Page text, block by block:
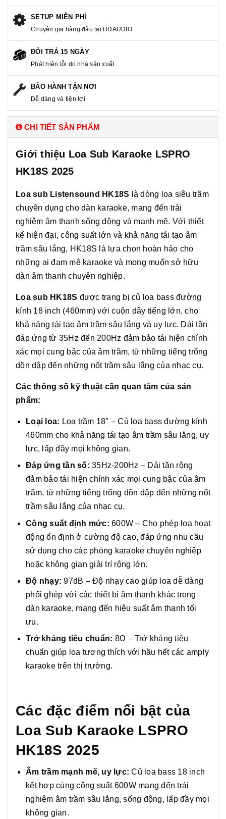
SETUP MIỄN PHÍ
Chuyên gia hàng đầu tại HDAUDIO
ĐỔI TRẢ 15 NGÀY
Phát hiện lỗi do nhà sản xuất
BẢO HÀNH TẬN NƠI
Dễ dàng và tiện lợi
CHI TIẾT SẢN PHẨM
Giới thiệu Loa Sub Karaoke LSPRO
HK18S 2025
Loa sub Listensound HK18S là dòng loa siêu trầm
chuyên dụng cho dàn karaoke, mang đến trải
nghiệm âm thanh sống động và mạnh mẽ. Với thiết
kế hiện đại, công suất lớn và khả năng tái tạo âm
trầm sâu lắng, HK18S là lựa chọn hoàn hảo cho
những ai đam mê karaoke và mong muốn sở hữu
dàn âm thanh chuyên nghiệp.
Loa sub HK18S được trang bị củ loa bass đường
kính 18 inch (460mm) với cuộn dây tiếng lớn, cho
khả năng tái tạo âm trầm sâu lắng và uy lực. Dải tần
đáp ứng từ 35Hz đến 200Hz đảm bảo tái hiện chính
xác mọi cung bậc của âm trầm, từ những tiếng trống
dồn dập đến những nốt trầm sâu lắng của nhạc cụ.
Các thông số kỹ thuật cần quan tâm của sản
phẩm:
Loại loa: Loa trầm 18″ – Củ loa bass đường kính
460mm cho khả năng tái tạo âm trầm sâu lắng, uy
lực, lấp đầy mọi không gian.
Đáp ứng tần số: 35Hz-200Hz – Dải tần rộng
đảm bảo tái hiện chính xác mọi cung bậc của âm
trầm, từ những tiếng trống dồn dập đến những nốt
trầm sâu lắng của nhạc cụ.
Công suất định mức: 600W – Cho phép loa hoạt
động ổn định ở cường độ cao, đáp ứng nhu cầu
sử dụng cho các phòng karaoke chuyên nghiệp
hoặc không gian giải trí rộng lớn.
Độ nhạy: 97dB – Độ nhạy cao giúp loa dễ dàng
phối ghép với các thiết bị âm thanh khác trong
dàn karaoke, mang đến hiệu suất âm thanh tối
ưu.
Trở kháng tiêu chuẩn: 8Ω – Trở kháng tiêu
chuẩn giúp loa tương thích với hầu hết các amply
karaoke trên thị trường.
Các đặc điểm nổi bật của
Loa Sub Karaoke LSPRO
HK18S 2025
Âm trầm mạnh mẽ, uy lực: Củ loa bass 18 inch
kết hợp cùng công suất 600W mang đến trải
nghiệm âm trầm sâu lắng, sống động, lấp đầy mọi
không gian.